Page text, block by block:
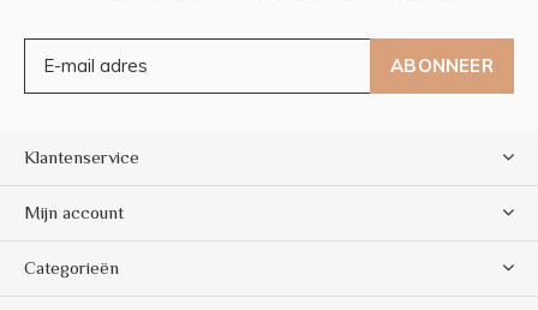
ABONNEER
Klantenservice
Mijn account
Categorieën